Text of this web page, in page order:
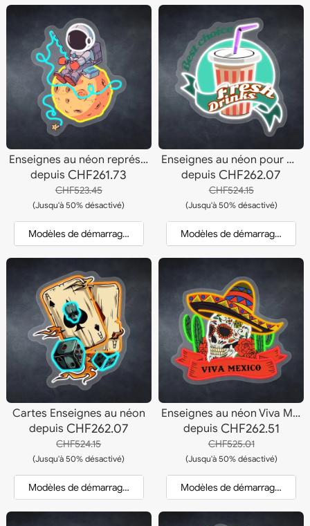
Enseignes au néon représentant des astronautes en train de pêcher
depuisCHF261.73
CHF523.45
(Jusqu'à 50% désactivé)
Modèles de démarrage et devis
Enseignes au néon pour boissons fraîches
depuisCHF262.07
CHF524.15
(Jusqu'à 50% désactivé)
Modèles de démarrage et
Cartes Enseignes au néon
depuis CHF262.07
CHF524.15
(Jusqu'à 50% désactivé)
Modèles de démarrage et devis
Enseignes au néon Viva Mexico
depuis CHF262.51
CHF525.01
(Jusqu'à 50% désactivé)
Modèles de démarrage et